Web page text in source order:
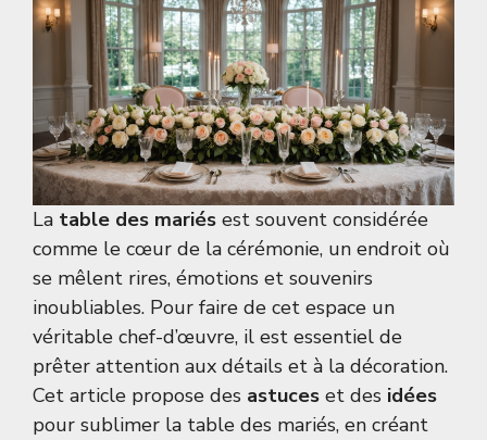
La table des mariés est souvent considérée
comme le cœur de la cérémonie, un endroit où
se mêlent rires, émotions et souvenirs
inoubliables. Pour faire de cet espace un
véritable chef-d’œuvre, il est essentiel de
prêter attention aux détails et à la décoration.
Cet article propose des astuces et des idées
pour sublimer la table des mariés, en créant